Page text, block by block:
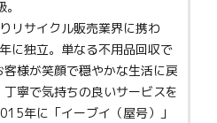
リサイクル販売業界に携わ
に独立。単なる不用品回収で
客様が笑顔で穏やかな生活に戻
寧で気持ちの良いサービスを
年に「イーブイ（屋号）」